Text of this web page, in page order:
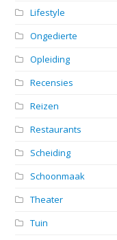
Lifestyle
Ongedierte
Opleiding
Recensies
Reizen
Restaurants
Scheiding
Schoonmaak
Theater
Tuin